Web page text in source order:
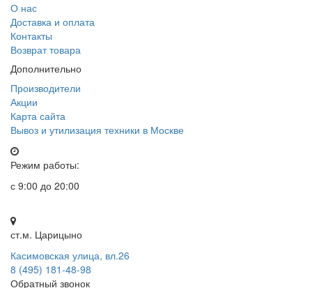
О нас
Доставка и оплата
Контакты
Возврат товара
Дополнительно
Производители
Акции
Карта сайта
Вывоз и утилизация техники в Москве
Режим работы:
с 9:00 до 20:00
ст.м. Царицыно
Касимовская улица, вл.26
8 (495) 181-48-98
Обратный звонок